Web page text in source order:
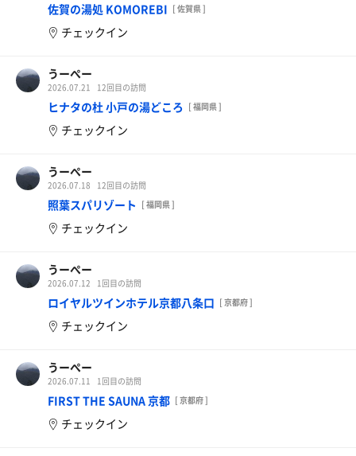
佐賀の湯処 KOMOREBI [ 佐賀県 ]
チェックイン
うーぺー
2026.07.21 12回目の訪問
ヒナタの杜 小戸の湯どころ [ 福岡県 ]
チェックイン
うーぺー
2026.07.18 12回目の訪問
照葉スパリゾート [ 福岡県 ]
チェックイン
うーぺー
2026.07.12 1回目の訪問
ロイヤルツインホテル京都八条口 [ 京都府 ]
チェックイン
うーぺー
2026.07.11 1回目の訪問
FIRST THE SAUNA 京都 [ 京都府 ]
チェックイン